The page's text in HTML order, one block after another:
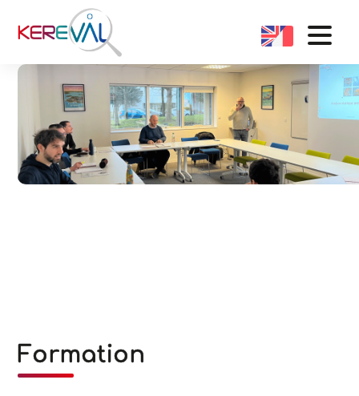
Formation